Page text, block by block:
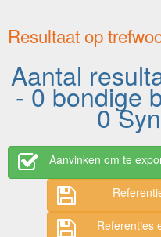
Resultaat op
Aantal
- 0 bondige
0
Aanvinken om te
Referenties